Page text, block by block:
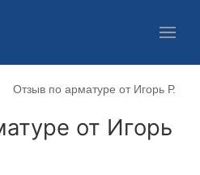
Отзыв по арматуре от Игорь Р.
от Игорь